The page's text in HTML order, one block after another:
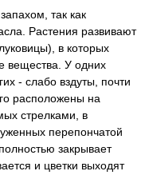
так как
Растения развивают
в которых
вещества. У одних
- слабо вздуты, почти
расположены на
стрелками, в
перепончатой
закрывает
и цветки выходят